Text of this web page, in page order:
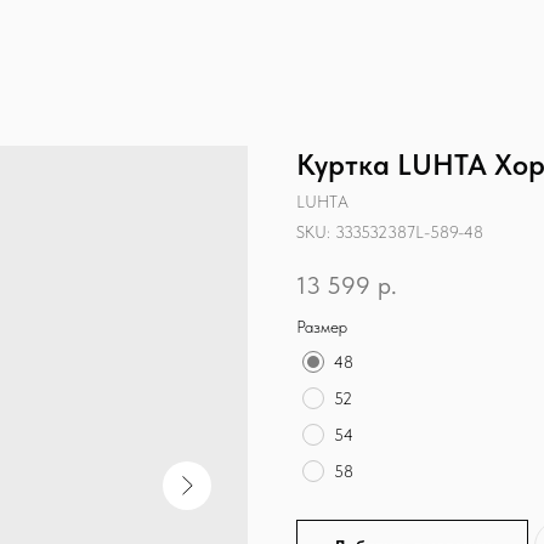
Куртка LUHTA
LUHTA
SKU: 333532387L-589-48
13 599 р.
Размер
48
52
54
58